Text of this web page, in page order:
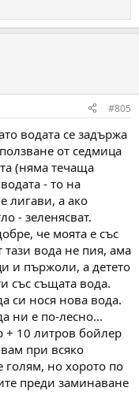
#805
водата се задържа
от седмица
(няма течаща
- то на
лигави, а ако
- зеленясват.
че моята е със
тази вода не пия, ама
и пържоли, а детето
със същата вода.
си нося нова вода.
ни е по-лесно...
+ 10 литров бойлер
при всяко
голям, но хорото по
преди заминаване